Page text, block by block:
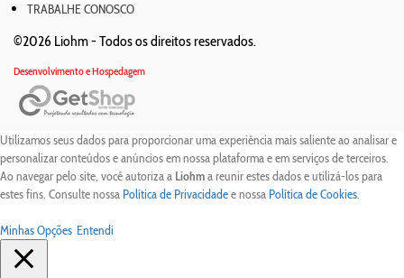
TRABALHE CONOSCO
©2026 Liohm - Todos os direitos reservados.
Desenvolvimento e Hospedagem
Utilizamos seus dados para proporcionar uma experiência mais saliente ao analisar e
personalizar conteúdos e anúncios em nossa plataforma e em serviços de terceiros.
Ao navegar pelo site, você autoriza a Liohma reunir estes dados e utilizá-los para
estes fins. Consulte nossa Política de Privacidadee nossa Política de Cookies.
Minhas Opções Entendi